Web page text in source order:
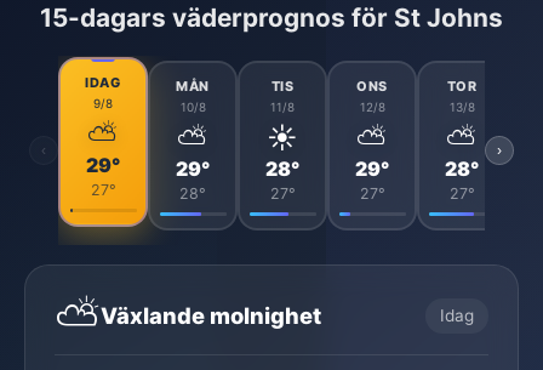
15-dagars väderprognos för St Johns
‹
IDAG
9/8
⛅
29°
27°
MÅN
10/8
⛅
29°
28°
TIS
11/8
☀️
28°
27°
ONS
12/8
⛅
29°
27°
TOR
13/8
⛅
28°
27°
›
⛅Växlande molnighet Idag